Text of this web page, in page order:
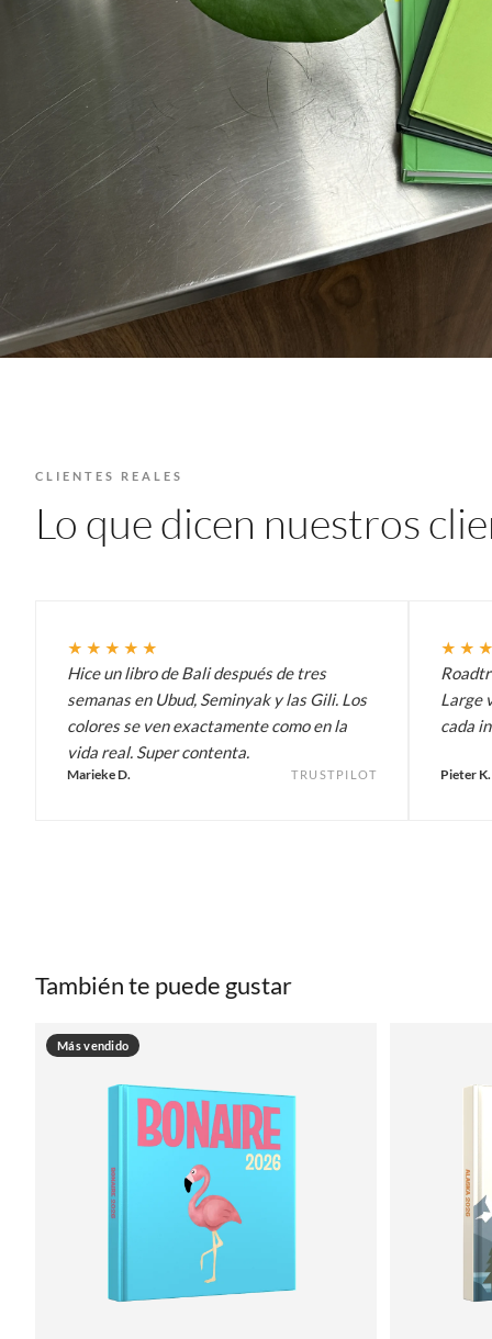
CLIENTES REALES
Lo que dicen nuestros
★★★★★
Hice un libro de Bali después de tres
semanas en Ubud, Seminyak y las Gili. Los
colores se ven exactamente como en la
vida real. Super contenta.
Marieke D. TRUSTPILOT
Large
cada
Pieter K.
También te puede gustar
Más vendido